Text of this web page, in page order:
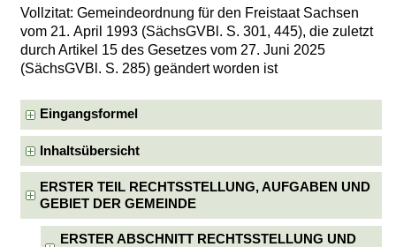
Vollzitat: Gemeindeordnung für den Freistaat Sachsen
vom 21. April 1993 (SächsGVBl. S. 301, 445), die zuletzt
durch Artikel 15 des Gesetzes vom 27. Juni 2025
(SächsGVBl. S. 285) geändert worden ist
Eingangsformel
Inhaltsübersicht
ERSTER TEIL RECHTSSTELLUNG, AUFGABEN UND
GEBIET DER GEMEINDE
ERSTER ABSCHNITT RECHTSSTELLUNG UND